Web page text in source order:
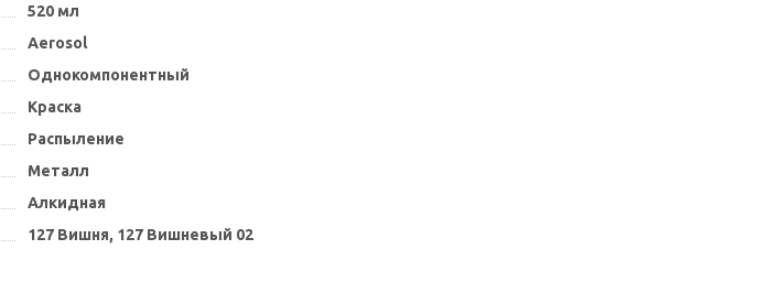
520 мл
Aerosol
Однокомпонентный
Краска
Распыление
Металл
Алкидная
127 Вишня, 127 Вишневый 02